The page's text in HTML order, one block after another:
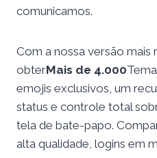
comunicamos.
Com a nossa versão
obterMais de 4.000
emojis exclusivos, um
status e controle total
tela de bate-papo.
alta qualidade, logins em